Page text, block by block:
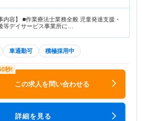
内容】 ■作業療法士業務全般 児童発達支援・
等デイサービス事業所に…
車通勤可 積極採用中
この求人を問い合わせる
詳細を見る